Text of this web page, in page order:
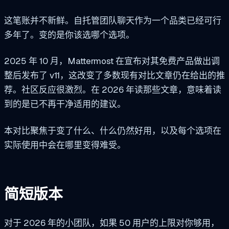
这笔账并不新鲜。自托管团队聊天作为一个品类已经可行
多年了。变的是你该选哪个选项。
2025 年 10 月，Mattermost 在宣布对其免费产品做出调
整后发布了 v11，这改变了多数现有对比文章仍在给出的推
荐。社区反应很激烈。在 2026 年读那些文章，意味着读
到的是已不再干净适用的建议。
本对比聚焦于变了什么、什么仍然好用，以及每个选项在
实际使用中会在哪里变得难受。
简短版本
对于 2026 年的小团队，如果 50 用户的上限对你够用，